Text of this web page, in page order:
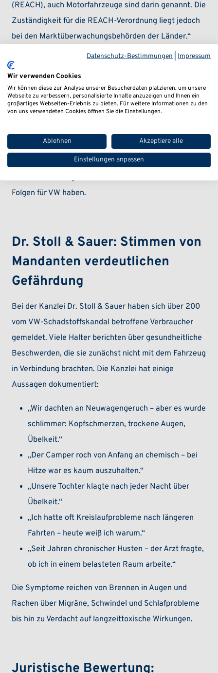
(REACH), auch Motorfahrzeuge sind darin genannt. Die
Zuständigkeit für die REACH-Verordnung liegt jedoch
bei den Marktüberwachungsbehörden der Länder.“
Aufmerksam ist das KBA dennoch bei einem Punkt
geworden: „Um zu klären, ob sich eine erhöhte
Schadstoffkonzentration auch auf die Fahrtüchtigkeit
des Fahrzeugführers auswirkt und damit Belange der
Hersteller um Stellungnahme gebeten. Das Verfahren
läuft.“
Folgen für VW haben.
Dr. Stoll & Sauer: Stimmen von
Mandanten verdeutlichen
Gefährdung
Bei der Kanzlei Dr. Stoll & Sauer haben sich über 200
vom VW-Schadstoffskandal betroffene Verbraucher
gemeldet. Viele Halter berichten über gesundheitliche
Beschwerden, die sie zunächst nicht mit dem Fahrzeug
in Verbindung brachten. Die Kanzlei hat einige
Aussagen dokumentiert:
„Wir dachten an Neuwagengeruch – aber es wurde
schlimmer: Kopfschmerzen, trockene Augen,
Übelkeit.“
„Der Camper roch von Anfang an chemisch – bei
Hitze war es kaum auszuhalten.“
„Unsere Tochter klagte nach jeder Nacht über
Übelkeit.“
„Ich hatte oft Kreislaufprobleme nach längeren
Fahrten – heute weiß ich warum.“
„Seit Jahren chronischer Husten – der Arzt fragte,
ob ich in einem belasteten Raum arbeite.“
Die Symptome reichen von Brennen in Augen und
Rachen über Migräne, Schwindel und Schlafprobleme
bis hin zu Verdacht auf langzeittoxische Wirkungen.
Juristische Bewertung:
Datenschutz-Bestimmungen Impressum
Wir verwenden Cookies
Wir können diese zur Analyse unserer Besucherdaten platzieren, um unsere
Webseite zu verbessern, personalisierte Inhalte anzuzeigen und Ihnen ein
großartiges Webseiten-Erlebnis zu bieten. Für weitere Informationen zu den
von uns verwendeten Cookies öffnen Sie die Einstellungen.
Ablehnen Akzeptiere alle
Einstellungen anpassen